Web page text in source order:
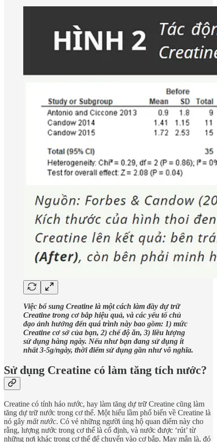
Việc bổ sung Creatine là một cách làm đầy dự trữ
Creatine trong cơ bắp hiệu quả, và các yếu tố chủ
đạo ảnh hưởng đến quá trình này bao gồm: 1) mức
Creatine cơ sở của bạn, 2) chế độ ăn, 3) liều lượng
sử dụng hàng ngày. Nếu như bạn đang sử dụng ít
nhất 3-5g/ngày, thời điểm sử dụng gần như vô nghĩa.
Sử dụng Creatine có làm tăng tích nước?
Creatine có tính háo nước, hay làm tăng dự trữ Creatine cũng làm
tăng dự trữ nước trong cơ thể. Một hiểu lầm phổ biến về Creatine là
nó gây mất nước. Có vẻ những người ủng hộ quan điểm này cho
rằng, lượng nước trong cơ thể là cố định, và nước được ‘rút’ từ
những nơi khác trong cơ thể để chuyển vào cơ bắp. May mắn là, đó